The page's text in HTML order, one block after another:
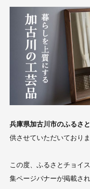
兵庫県加古川市のふるさ
供させていただいておりま
この度、ふるさとチョイ
集ページバナーが掲載され